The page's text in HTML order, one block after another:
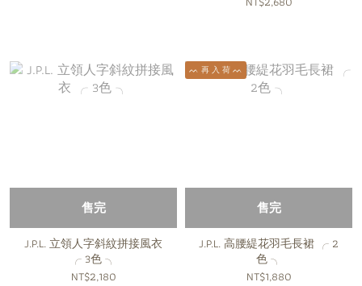
售完
J.P.L. 立領人字斜紋拼接風衣
╭ 3色 ╮
NT$2,180
ᨓ 再 入 荷 ᨓ
售完
J.P.L. 高腰緹花羽毛長裙 ╭ 2
色 ╮
NT$1,880